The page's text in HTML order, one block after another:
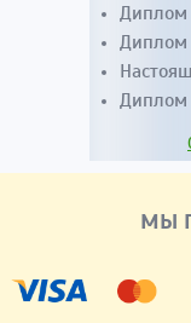
Диплом
Диплом
Диплом
МЫ